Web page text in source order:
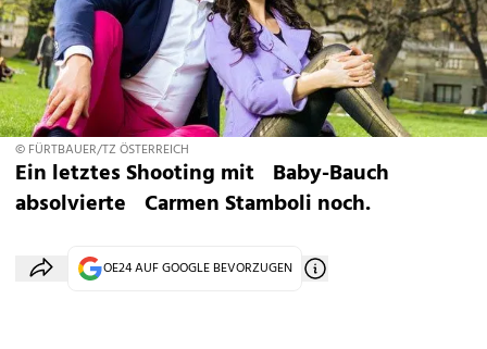
© FÜRTBAUER/TZ ÖSTERREICH
Ein letztes Shooting mit Baby-Bauch
absolvierte Carmen Stamboli noch.
OE24 AUF GOOGLE BEVORZUGEN